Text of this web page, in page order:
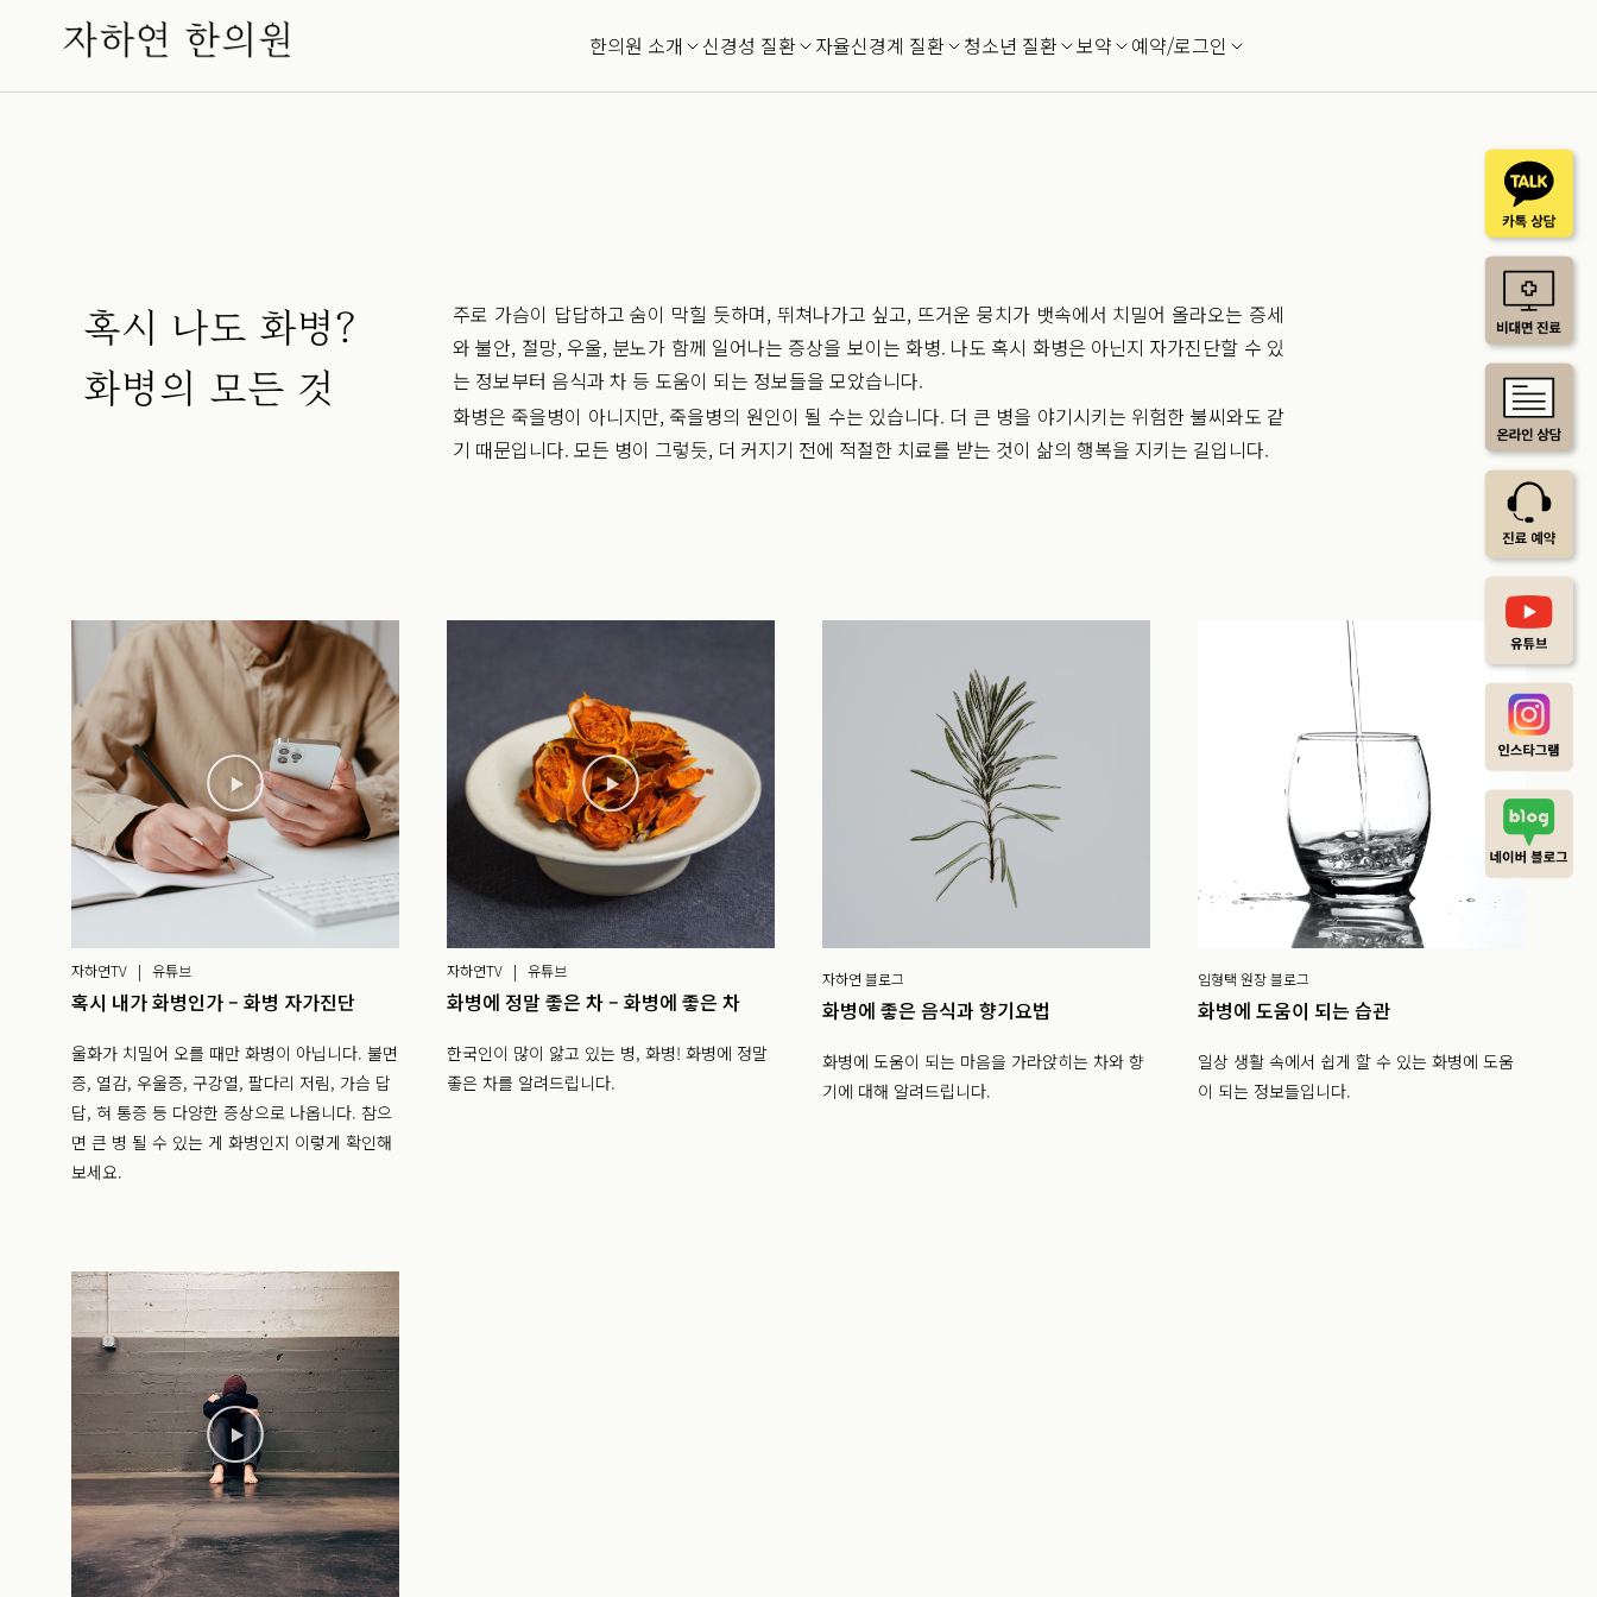
한의원 소개 신경성 질환 자율신경계 질환 청소년 질환 보약 예약/로그인
혹시 나도 화병?
화병의 모든 것
주로 가슴이 답답하고 숨이 막힐 듯하며, 뛰쳐나가고 싶고, 뜨거운 뭉치가 뱃속에서 치밀어 올라오는 증세
와 불안, 절망, 우울, 분노가 함께 일어나는 증상을 보이는 화병. 나도 혹시 화병은 아닌지 자가진단할 수 있
는 정보부터 음식과 차 등 도움이 되는 정보들을 모았습니다.
화병은 죽을병이 아니지만, 죽을병의 원인이 될 수는 있습니다. 더 큰 병을 야기시키는 위험한 불씨와도 같
기 때문입니다. 모든 병이 그렇듯, 더 커지기 전에 적절한 치료를 받는 것이 삶의 행복을 지키는 길입니다.
자하연TV | 유튜브
혹시 내가 화병인가 – 화병 자가진단
울화가 치밀어 오를 때만 화병이 아닙니다. 불면
증, 열감, 우울증, 구강열, 팔다리 저림, 가슴 답
답, 혀 통증 등 다양한 증상으로 나옵니다. 참으
면 큰 병 될 수 있는 게 화병인지 이렇게 확인해
보세요.
자하연TV | 유튜브
화병에 정말 좋은 차 – 화병에 좋은 차
한국인이 많이 앓고 있는 병, 화병! 화병에 정말
좋은 차를 알려드립니다.
자하연 블로그
화병에 좋은 음식과 향기요법
화병에 도움이 되는 마음을 가라앉히는 차와 향
기에 대해 알려드립니다.
임형택 원장 블로그
화병에 도움이 되는 습관
일상 생활 속에서 쉽게 할 수 있는 화병에 도움
이 되는 정보들입니다.